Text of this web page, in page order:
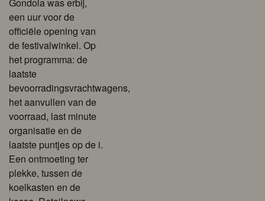
een uur voor de
officiële opening van
de festivalwinkel. Op
het programma: de
laatste
bevoorradingsvrachtwagens,
het aanvullen van de
voorraad, last minute
organisatie en de
laatste puntjes op de i.
Een ontmoeting ter
plekke, tussen de
koelkasten en de